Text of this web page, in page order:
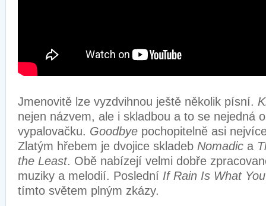
Jmenovitě lze vyzdvihnou ještě několik písní.
nejen názvem, ale i skladbou a to se nejedná
vypalovačku. Goodbye pochopitelně asi
Zlatým hřebem je dvojice skladeb Nomadic a
the Least. Obě nabízejí velmi dobře
muziky a melodií. Poslední If Rain Is What
tímto světem plným zkázy.